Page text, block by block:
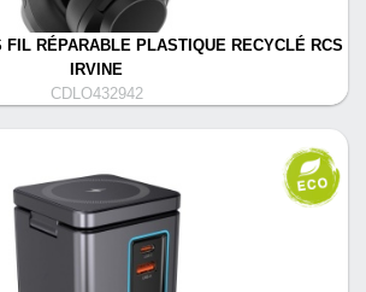
FIL RÉPARABLE PLASTIQUE RECYCLÉ RCS
IRVINE
CDLO432942